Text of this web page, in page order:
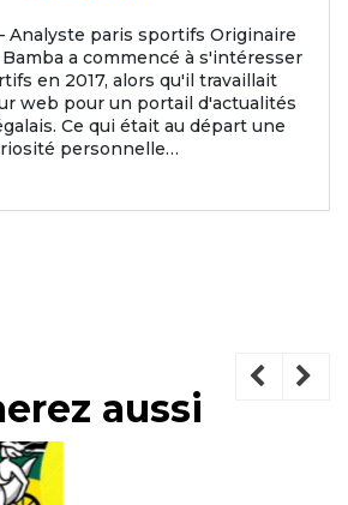
Analyste paris sportifs Originaire
a commencé à s'intéresser
en 2017, alors qu'il travaillait
web pour un portail d'actualités
Ce qui était au départ une
personnelle…
aussi